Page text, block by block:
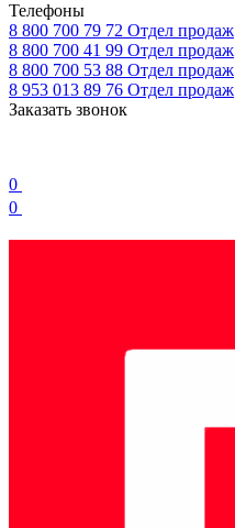
Телефоны
8 800 700 79 72 Отдел продаж
8 800 700 41 99 Отдел продаж
8 800 700 53 88 Отдел продаж
8 953 013 89 76 Отдел продаж
Заказать звонок
0
0